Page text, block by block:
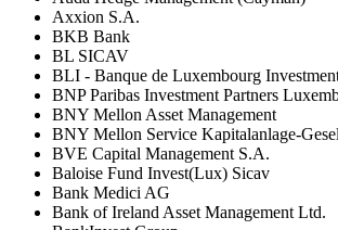
Axxion S.A.
BKB Bank
BL SICAV
BLI - Banque de Luxembourg
BNP Paribas Investment Partners
BNY Mellon Asset Management
BNY Mellon Service Kapitalanlage-
BVE Capital Management S.A.
Baloise Fund Invest(Lux) Sicav
Bank Medici AG
Bank of Ireland Asset Management Ltd.